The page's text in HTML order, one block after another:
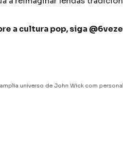
a cultura pop, siga